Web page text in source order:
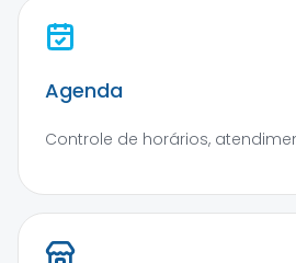
Agenda
Controle de horários,